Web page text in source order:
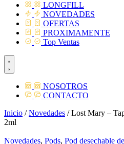
LONGFILL
NOVEDADES
OFERTAS
PROXIMAMENTE
Top Ventas
NOSOTROS
CONTACTO
Inicio /Novedades / Lost Mary –
2ml
Novedades, Pods, Pod desechable